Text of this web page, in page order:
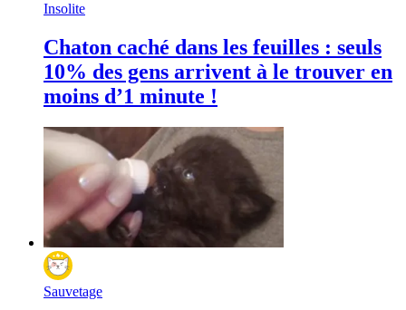
Insolite
Chaton caché dans les feuilles : seuls
10% des gens arrivent à le trouver en
moins d’1 minute !
Sauvetage